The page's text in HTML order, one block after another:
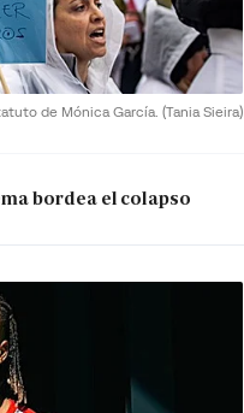
de Mónica García. (Tania Sieira)
bordea el colapso